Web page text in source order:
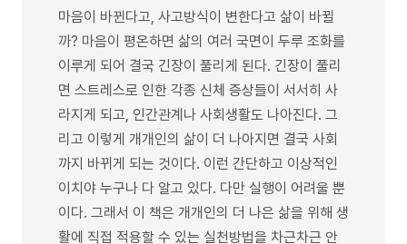
마음이 바뀐다고, 사고방식이 변한다고 삶이 바뀔
까? 마음이 평온하면 삶의 여러 국면이 두루 조화를
이루게 되어 결국 긴장이 풀리게 된다. 긴장이 풀리
면 스트레스로 인한 각종 신체 증상들이 서서히 사
라지게 되고, 인간관계나 사회생활도 나아진다. 그
리고 이렇게 개개인의 삶이 더 나아지면 결국 사회
까지 바뀌게 되는 것이다. 이런 간단하고 이상적인
이치야 누구나 다 알고 있다. 다만 실행이 어려울 뿐
이다. 그래서 이 책은 개개인의 더 나은 삶을 위해 생
활에 직접 적용할 수 있는 실천방법을 차근차근 안